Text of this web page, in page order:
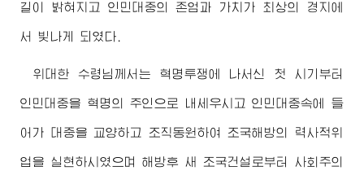
길이 밝혀지고 인민대중의 존엄과 가치가 최상의 경지에
서 빛나게 되였다.
위대한 수령님 께서는 혁명투쟁에 나서신 첫 시기부터
인민대중을 혁명의 주인으로 내세우시고 인민대중속에 들
어가 대중을 교양하고 조직동원하여 조국해방의 력사적위
업을 실현하시였으며 해방후 새 조국건설로부터 사회주의